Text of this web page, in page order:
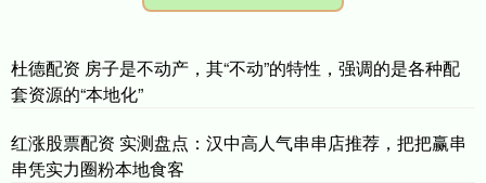
杜德配资 房子是不动产，其“不动”的特性，强调的是各种配
套资源的“本地化”
红涨股票配资 实测盘点：汉中高人气串串店推荐，把把赢串
串凭实力圈粉本地食客